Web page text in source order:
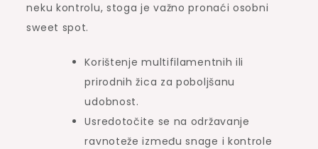
neku kontrolu, stoga je važno pronaći osobni
sweet spot.
Korištenje multifilamentnih ili
prirodnih žica za poboljšanu
udobnost.
Usredotočite se na održavanje
ravnoteže između snage i kontrole